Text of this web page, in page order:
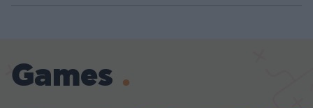
Games